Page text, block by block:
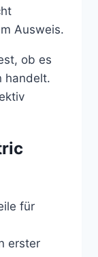
Ausweis.
ob es
handelt.
für
erster